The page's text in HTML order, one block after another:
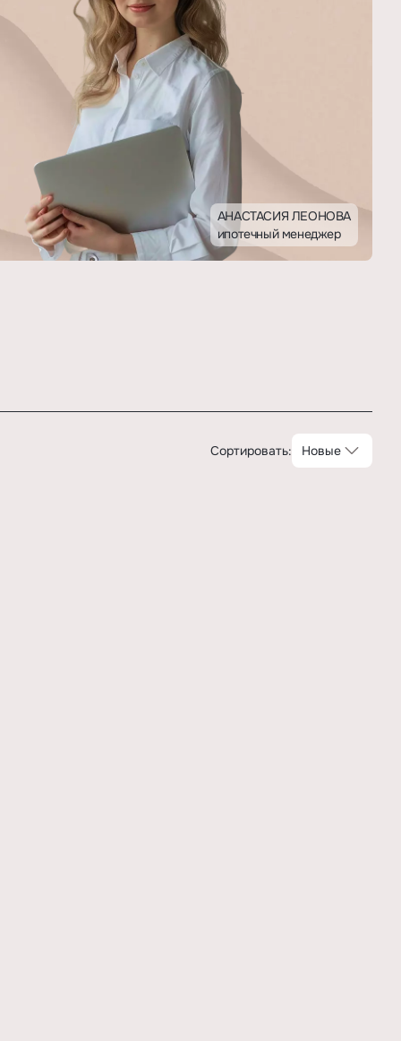
АНАСТАСИЯ ЛЕОНОВА
ипотечный менеджер
Сортировать: Новые